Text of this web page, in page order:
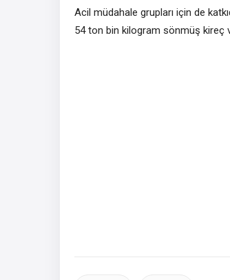
Acil müdahale grupları için de
54 ton bin kilogram sönmüş kireç